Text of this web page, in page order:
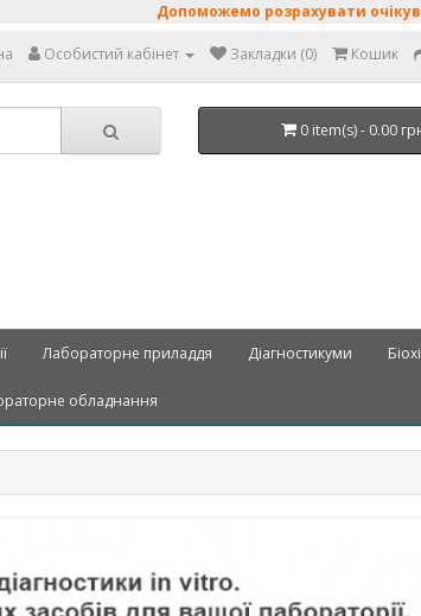
Допоможемо розрахувати очікувану
Особистий кабінет Закладки (0) Кошик
0 item(s) - 0.00
Лабораторне приладдя Діагностикуми
обладнання